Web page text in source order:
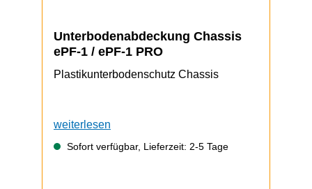
Unterbodenabdeckung Chassis
ePF-1 / ePF-1 PRO
Plastikunterbodenschutz Chassis
weiterlesen
Sofort verfügbar, Lieferzeit: 2-5 Tage